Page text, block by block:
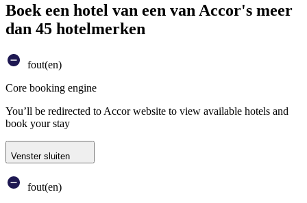
Boek een hotel van een van Accor's meer
dan 45 hotelmerken
fout(en)
Core booking engine
You’ll be redirected to Accor website to view available hotels and
book your stay
Venster sluiten
fout(en)